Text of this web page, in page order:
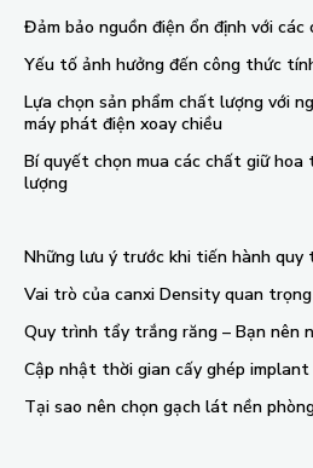
Đảm bảo nguồn điện ổn định với
Yếu tố ảnh hưởng đến công thức
Lựa chọn sản phẩm chất lượng với
máy phát điện xoay chiều
Bí quyết chọn mua các chất giữ
lượng
Những lưu ý trước khi tiến hành
Vai trò của canxi Density quan
Quy trình tẩy trắng răng – Bạn nên
Cập nhật thời gian cấy ghép
Tại sao nên chọn gạch lát nền